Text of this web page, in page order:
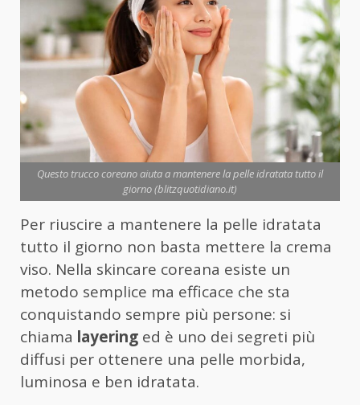
Questo trucco coreano aiuta a mantenere la pelle idratata tutto il
giorno (blitzquotidiano.it)
Per riuscire a mantenere la pelle idratata
tutto il giorno non basta mettere la crema
viso. Nella skincare coreana esiste un
metodo semplice ma efficace che sta
conquistando sempre più persone: si
chiama layering ed è uno dei segreti più
diffusi per ottenere una pelle morbida,
luminosa e ben idratata.